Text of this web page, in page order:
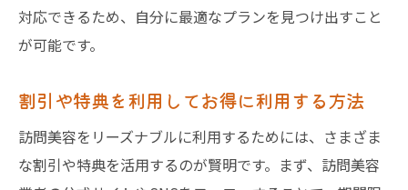
対応できるため、自分に最適なプランを見つけ出すこと
が可能です。
割引や特典を利用してお得に利用する方法
訪問美容をリーズナブルに利用するためには、さまざま
な割引や特典を活用するのが賢明です。まず、訪問美容